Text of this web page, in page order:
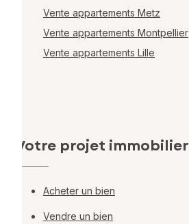
Vente appartements Metz
Vente appartements Montpellier
Vente appartements Lille
Votre projet immobilier
Acheter un bien
Vendre un bien